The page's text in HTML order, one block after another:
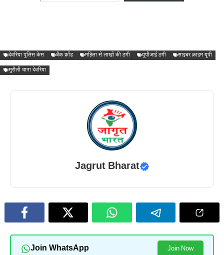
देवरिया पुलिस केस बैंक फ्रॉड महिला से लाखों की ठगी यूपीआई ठगी साइबर क्राइम यूपी
सुरौली थाना देवरिया
Jagrut Bharat
Join WhatsApp Join Now